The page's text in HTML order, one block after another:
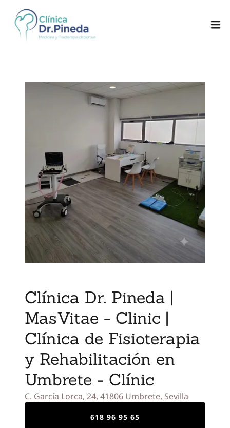
Clínica Dr. Pineda |
MasVitae - Clinic |
Clínica de Fisioterapia
y Rehabilitación en
Umbrete - Clínic
C. García Lorca, 24, 41806 Umbrete, Sevilla
618 96 95 65